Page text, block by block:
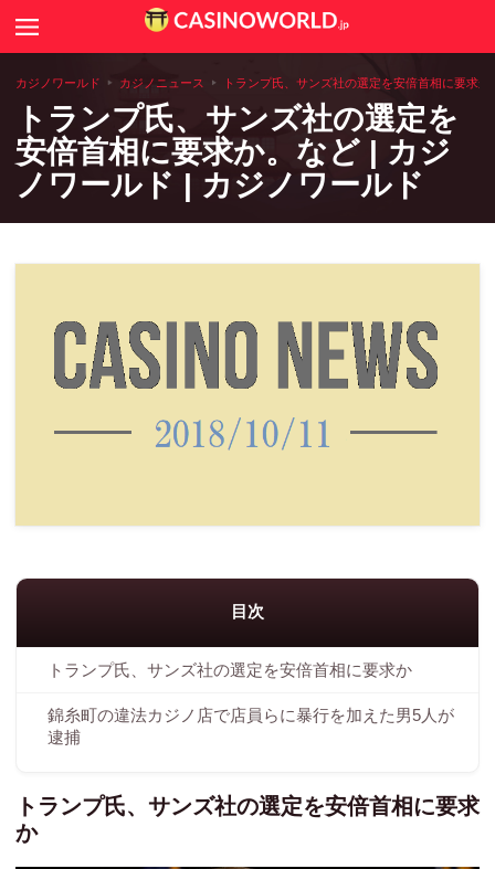
カジノニュース
カジノゲームのルールや攻略法
カジノコラム
カジノ用語辞典
Search
カジノワールド カジノニュース トランプ氏、サンズ社の選定を安倍首相に要求
トランプ氏、サンズ社の選定を
安倍首相に要求か。など | カジ
ノワールド | カジノワールド
目次
トランプ氏、サンズ社の選定を安倍首相に要求か
錦糸町の違法カジノ店で店員らに暴行を加えた男5人が
逮捕
トランプ氏、サンズ社の選定を安倍首相に要求
か